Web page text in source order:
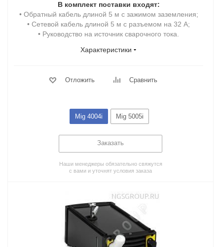
В комплект поставки входят:
• Обратный кабель длиной 5 м с зажимом заземления;
• Сетевой кабель длиной 5 м с разъемом на 32 А;
• Руководство на источник сварочного тока.
Характеристики
Отложить Сравнить
Mig 4004i Mig 5005i
Заказать
Наши менеджеры обязательно свяжутся
с вами и уточнят условия заказа